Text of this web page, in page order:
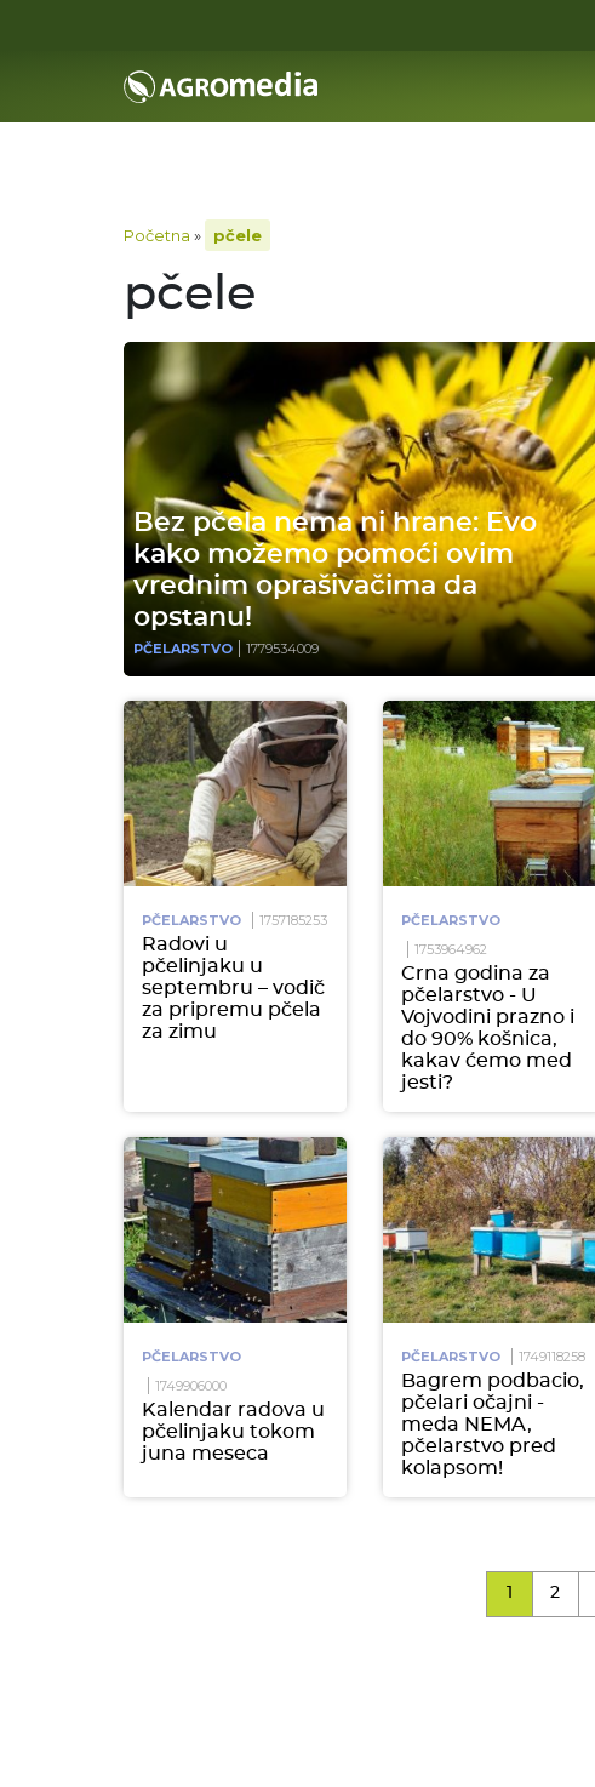
Početna » pčele
pčele
Bez pčela nema ni hrane: Evo
kako možemo pomoći ovim
vrednim oprašivačima da
opstanu!
PČELARSTVO 1779534009
PČELARSTVO 1757185253
Radovi u
pčelinjaku u
septembru – vodič
za pripremu pčela
za zimu
PČELARSTVO
1753964962
Crna godina za
pčelarstvo - U
Vojvodini prazno i
do 90% košnica,
kakav ćemo med
jesti?
PČELARSTVO
1749906000
Kalendar radova u
pčelinjaku tokom
juna meseca
PČELARSTVO 1749118258
Bagrem podbacio,
pčelari očajni -
meda NEMA,
pčelarstvo pred
kolapsom!
2